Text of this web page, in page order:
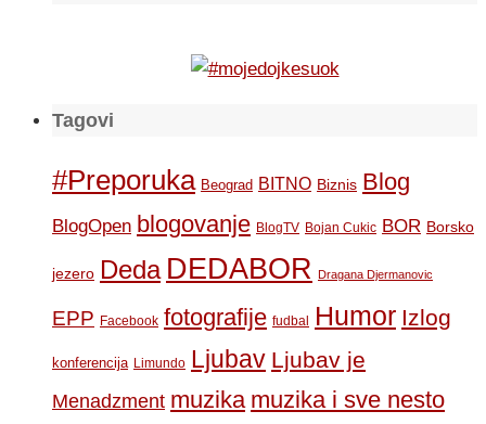
Tagovi
#Preporuka Beograd BITNO Biznis Blog
BlogOpen blogovanje BlogTV Bojan Cukic BOR Borsko
jezero Deda DEDABOR Dragana Djermanovic
EPP Facebook fotografije fudbal Humor Izlog
konferencija Limundo Ljubav Ljubav je
Menadzment muzika muzika i sve nesto